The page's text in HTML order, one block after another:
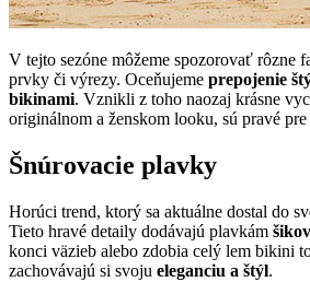
V tejto sezóne môžeme spozorovať rôzne
prvky či výrezy. Oceňujeme prepojenie
bikinami. Vznikli z toho naozaj krásne
originálnom a ženskom looku, sú pravé pre
Šnúrovacie plavky
Horúci trend, ktorý sa aktuálne dostal do
Tieto hravé detaily dodávajú plavkám
konci väzieb alebo zdobia celý lem bikini
zachovávajú si svoju eleganciu a štýl.